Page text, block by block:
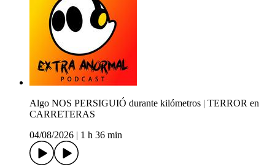
Algo NOS PERSIGUIÓ durante kilómetros | TERROR en
CARRETERAS
04/08/2026
1 h 36 min